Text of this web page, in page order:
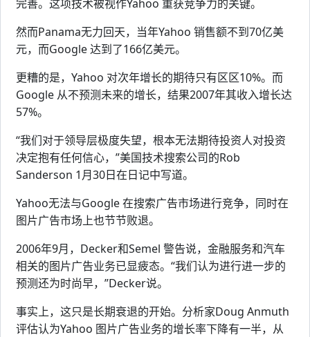
完善。这项技术被视作Yahoo 重获竞争力的关键。
然而Panama无力回天，当年Yahoo 销售额不到70亿美
元，而Google 达到了166亿美元。
更糟的是，Yahoo 对次年增长的期待只有区区10%。而
Google 从不预测未来的增长，结果2007年其收入增长达
57%。
“我们对于领导层极度失望，根本无法期待投资人对投资
决定抱有任何信心，”美国技术搜索公司的Rob
Sanderson 1月30日在日记中写道。
Yahoo无法与Google 在搜索广告市场进行竞争，同时在
图片广告市场上也节节败退。
2006年9月，Decker和Semel 警告说，金融服务和汽车
相关的图片广告业务已显疲态。“我们认为进行进一步的
预测还为时尚早，”Decker说。
事实上，这只是长期衰退的开始。分析家Doug Anmuth
评估认为Yahoo 图片广告业务的增长率下降有一半，从